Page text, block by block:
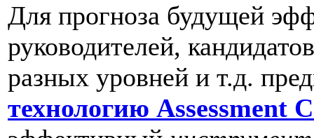
Для прогноза будущей
руководителей,
разных уровней и т.д.
технологию Assessment